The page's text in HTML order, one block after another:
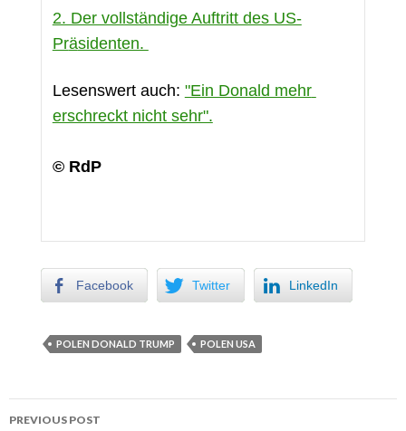
2. Der vollständige Auftritt des US-
Präsidenten.
Lesenswert auch: "Ein Donald mehr
erschreckt nicht sehr".
© RdP
Facebook Twitter LinkedIn
POLEN DONALD TRUMP POLEN USA
PREVIOUS POST